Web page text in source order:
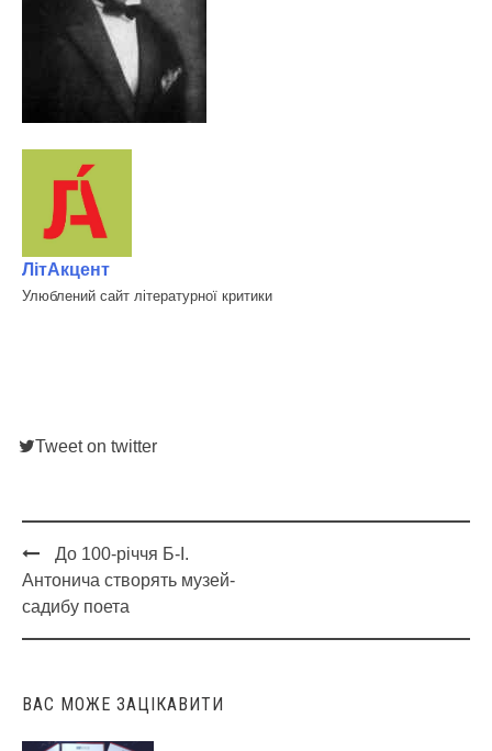
ЛітАкцент
Улюблений сайт літературної критики
Tweet on twitter
Post
navigation
До 100-річчя Б-І.
Антонича створять музей-
садибу поета
ВАС МОЖЕ ЗАЦІКАВИТИ